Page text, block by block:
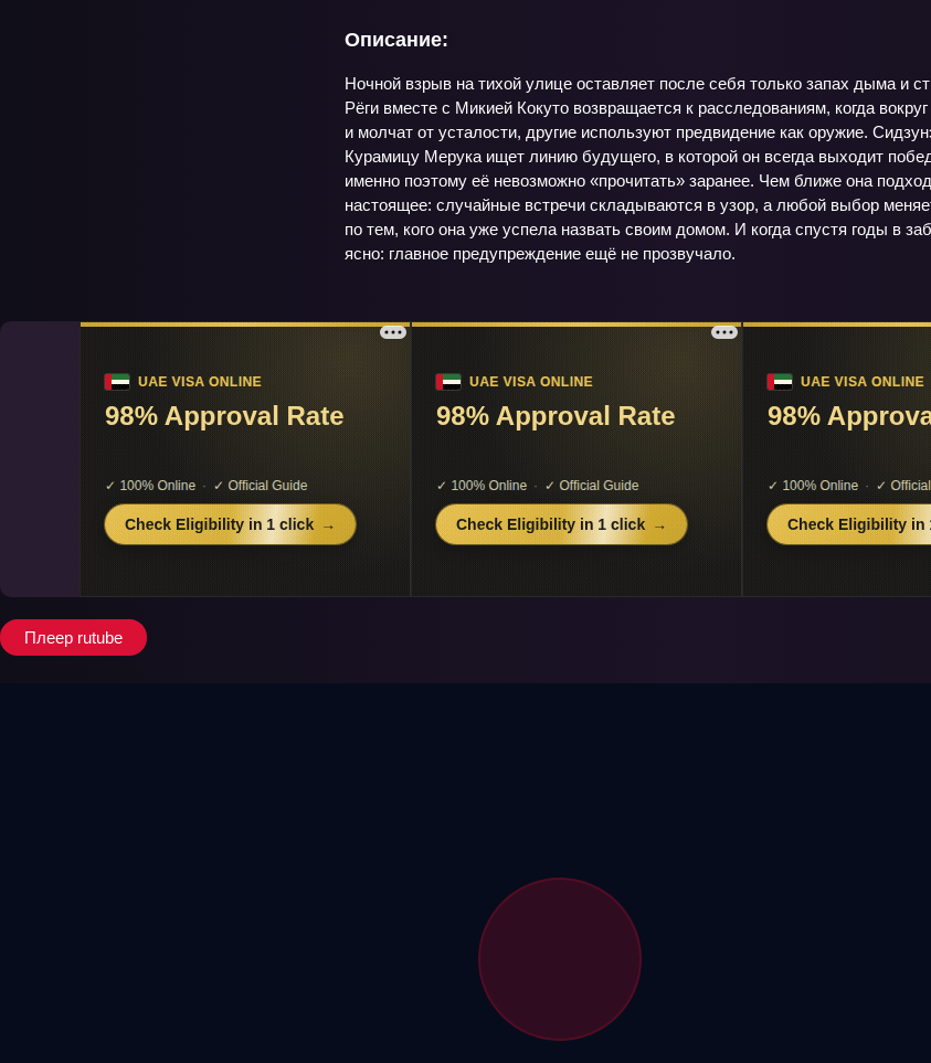
Описание:
Ночной взрыв на тихой улице оставляет после себя только запах дыма и
Рёги вместе с Микией Кокуто возвращается к расследованиям, когда
и молчат от усталости, другие используют предвидение как оружие.
Курамицу Мерука ищет линию будущего, в которой он всегда выходит
именно поэтому её невозможно «прочитать» заранее. Чем ближе она
настоящее: случайные встречи складываются в узор, а любой выбор
по тем, кого она уже успела назвать своим домом. И когда спустя годы в
ясно: главное предупреждение ещё не прозвучало.
Плеер rutube